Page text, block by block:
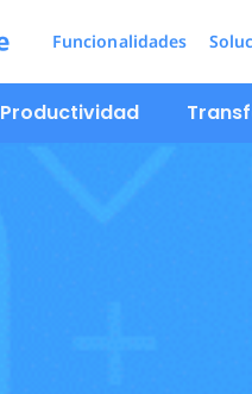
Funcionalidades
Productividad